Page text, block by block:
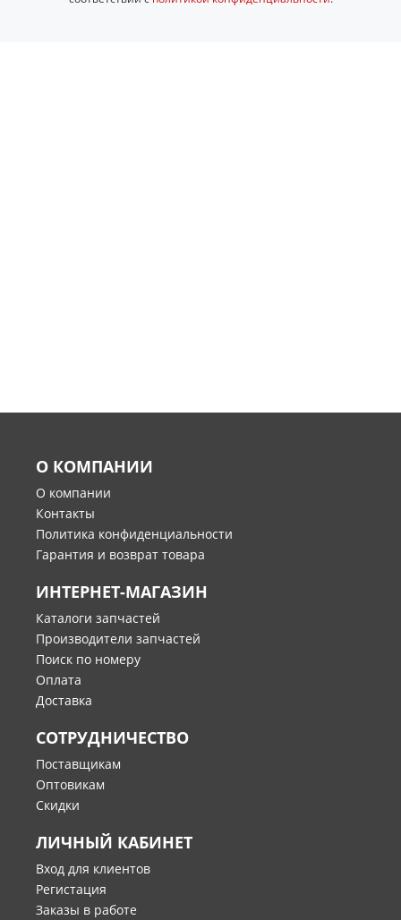
О КОМПАНИИ
О компании
Контакты
Политика конфиденциальности
Гарантия и возврат товара
ИНТЕРНЕТ-МАГАЗИН
Каталоги запчастей
Производители запчастей
Поиск по номеру
Оплата
Доставка
СОТРУДНИЧЕСТВО
Поставщикам
Оптовикам
Скидки
ЛИЧНЫЙ КАБИНЕТ
Вход для клиентов
Регистация
Заказы в работе